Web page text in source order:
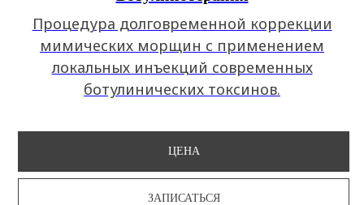
Процедура долговременной коррекции
мимических морщин с применением
локальных инъекций современных
ботулинических токсинов.
ЦЕНА
ЗАПИСАТЬСЯ